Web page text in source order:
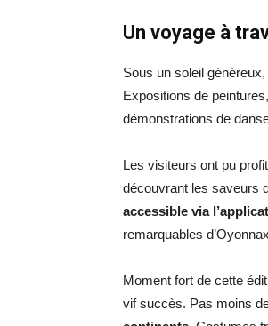
Un voyage à
Sous un soleil
Expositions de
démonstrations de
Les visiteurs ont pu
découvrant les saveurs
accessible via
remarquables
Moment fort de cette
vif succès. Pas moins